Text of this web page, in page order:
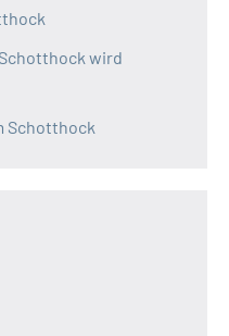
wird
Schotthock